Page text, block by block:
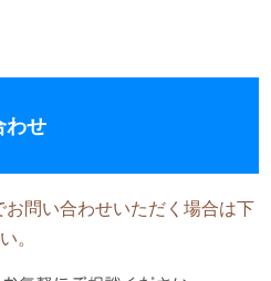
わせ
問い合わせいただく場合は下
。